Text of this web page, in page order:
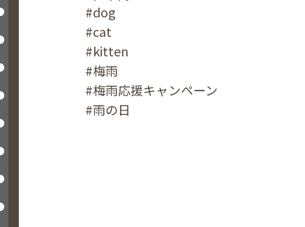
#dog
#cat
#kitten
#梅雨
#梅雨応援キャンペーン
#雨の日